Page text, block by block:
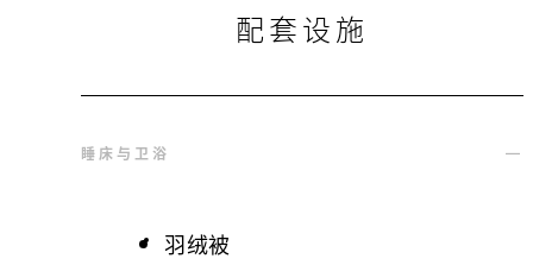
配套设施
睡床与卫浴
羽绒被